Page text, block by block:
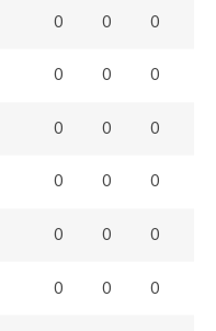
0 0 0
0 0 0
0 0 0
0 0 0
0 0 0
0 0 0